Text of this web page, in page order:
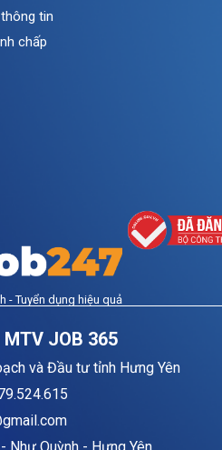
tin
chấp
- Tuyển dụng hiệu quả
MTV JOB 365
và Đầu tư tỉnh Hưng Yên